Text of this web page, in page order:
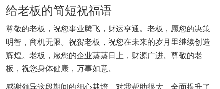
给老板的简短祝福语
尊敬的老板，祝您事业腾飞，财运亨通。老板，愿您的决策
明智，商机无限。祝贺老板，祝您在未来的岁月里继续创造
辉煌。老板，愿您的企业蒸蒸日上，财源广进。尊敬的老
板，祝您身体健康，万事如意。
感谢领导这段期间的细心栽培，对我帮助很大，全面提升了